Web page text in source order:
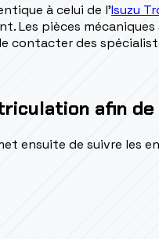
à celui de l'Isuzu
Les pièces
contacter des
afin
ensuite de suivre les